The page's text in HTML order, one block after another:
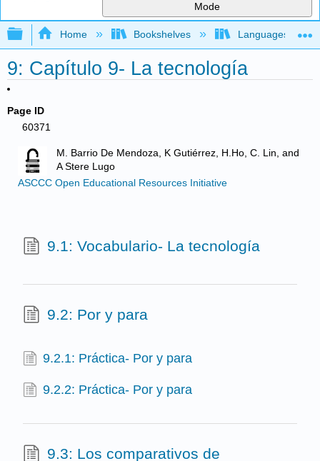
Mode
Expand/collapse global hierarchy
Home Bookshelves Languages
9: Capítulo 9- La tecnología
Page ID
60371
M. Barrio De Mendoza, K Gutiérrez, H.Ho, C. Lin, and
A Stere Lugo
ASCCC Open Educational Resources Initiative
9.1: Vocabulario- La tecnología
9.2: Por y para
9.2.1: Práctica- Por y para
9.2.2: Práctica- Por y para
9.3: Los comparativos de